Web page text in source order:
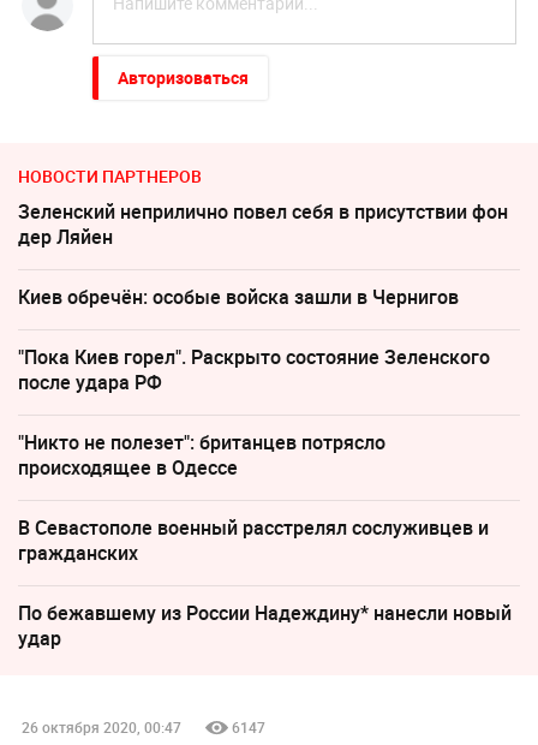
Авторизоваться
НОВОСТИ ПАРТНЕРОВ
Зеленский неприлично повел cебя в присутствии фон
дер Ляйен
Киев обречён: особые войска зашли в Чернигов
"Пока Киев горел". Раскрыто состояние Зеленского
после удара РФ
"Никто не полезет": британцев потрясло
происходящее в Одессе
В Севастополе военный расстрелял сослуживцев и
гражданских
По бежавшему из России Надеждину* нанесли новый
удар
26 октября 2020, 00:47 6147